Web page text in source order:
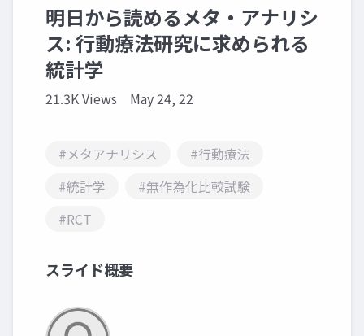
明日から読めるメタ・アナリシ
ス: ⾏動療法研究に求められる
統計学
21.3K Views May 24, 22
#メタアナリシス
#行動療法
#統計学
#無作為化比較試験
#RCT
スライド概要